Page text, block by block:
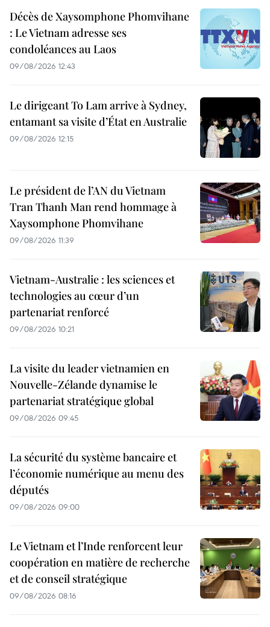
Décès de Xaysomphone Phomvihane
: Le Vietnam adresse ses
condoléances au Laos
09/08/2026 12:43
Le dirigeant To Lam arrive à Sydney,
entamant sa visite d’État en Australie
09/08/2026 12:15
Le président de l’AN du Vietnam
Tran Thanh Man rend hommage à
Xaysomphone Phomvihane
09/08/2026 11:39
Vietnam-Australie : les sciences et
technologies au cœur d’un
partenariat renforcé
09/08/2026 10:21
La visite du leader vietnamien en
Nouvelle-Zélande dynamise le
partenariat stratégique global
09/08/2026 09:45
La sécurité du système bancaire et
l’économie numérique au menu des
députés
09/08/2026 09:00
Le Vietnam et l’Inde renforcent leur
coopération en matière de recherche
et de conseil stratégique
09/08/2026 08:16